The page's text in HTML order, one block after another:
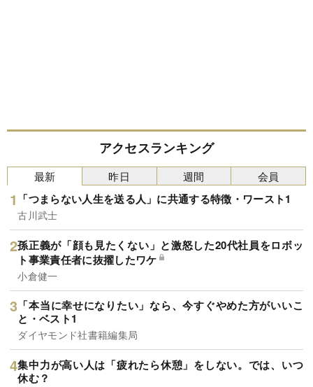
アクセスランキング
最新
「つまらない人生を送る人」に共通する特徴・ワースト1
古川武士
孫正義が「顔も見たくない」と激怒した20代社員をロボッ
ト事業責任者に抜擢したワケ
小倉健一
「本当に幸せになりたい」なら、今すぐやめた方がいいこ
と・ベスト1
ダイヤモンド社書籍編集局
集中力が高い人は「疲れたら休憩」をしない。では、いつ
休む？
昨日 週間 会員